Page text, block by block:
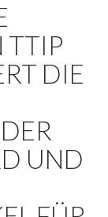
TTIP
DIE
UND